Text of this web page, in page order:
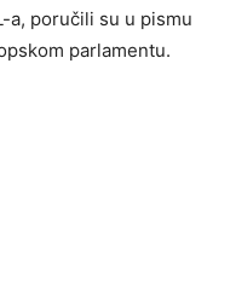
a, poručili su u pismu
parlamentu.